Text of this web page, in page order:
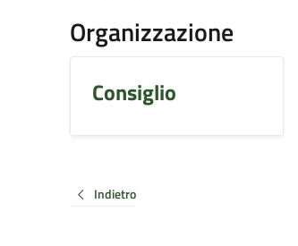
Organizzazione
Consiglio
Indietro